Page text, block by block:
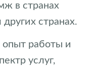
в странах
странах.
работы и
услуг,